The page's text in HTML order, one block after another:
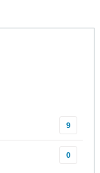
9
0